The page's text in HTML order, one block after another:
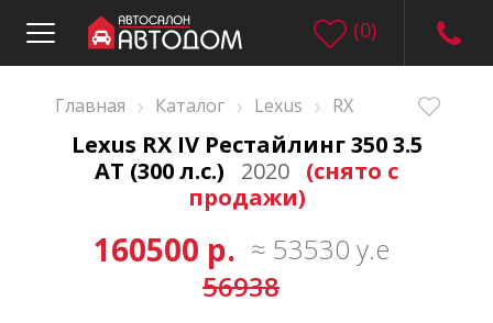
(0)
Главная › Каталог › Lexus › RX
Lexus RX IV Рестайлинг 350 3.5
AT (300 л.с.)
2020 (снято с
продажи)
160500 р. ≈ 53530 у.е
56938